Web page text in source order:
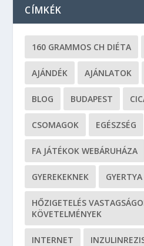
CÍMKÉK
160 GRAMMOS CH DIÉTA
AJÁNDÉK AJÁNLATOK
BLOG BUDAPEST
CSOMAGOK EGÉSZSÉG
FA JÁTÉKOK WEBÁRUHÁZA
GYEREKEKNEK GYERTYA
HŐZIGETELÉS
KÖVETELMÉNYEK
INTERNET